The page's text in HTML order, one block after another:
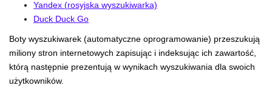
Yandex (rosyjska wyszukiwarka)
Duck Duck Go
Boty wyszukiwarek (automatyczne oprogramowanie) przeszukują
miliony stron internetowych zapisując i indeksując ich zawartość,
którą następnie prezentują w wynikach wyszukiwania dla swoich
użytkowników.